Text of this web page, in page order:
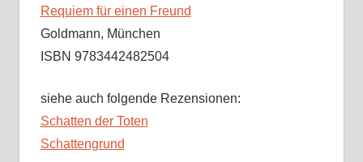
Requiem für einen Freund
Goldmann, München
ISBN 9783442482504
siehe auch folgende Rezensionen:
Schatten der Toten
Schattengrund